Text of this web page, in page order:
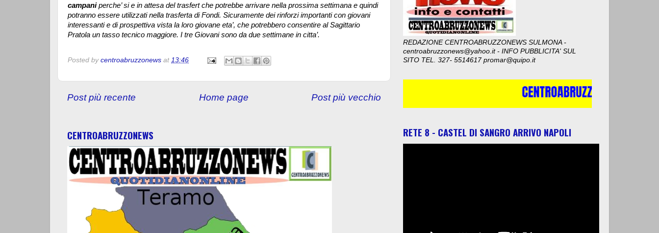
campaniperche’ si e in attesa del trasfert che potrebbe arrivare nella prossima settimana e quindi
potranno essere utilizzati nella trasferta di Fondi. Sicuramente dei rinforzi importanti con giovani
interessanti e di prospettiva vista la loro giovane eta’, che potrebbero consentire al Sagittario
Pratola un tasso tecnico maggiore. I tre Giovani sono da due settimane in citta’.
Posted by centroabruzzonews at 13:46
Post più recente Post più vecchio
Home page
CENTROABRUZZONEWS
REDAZIONE CENTROABRUZZONEWS SULMONA -
centroabruzzonews@yahoo.it - INFO PUBBLICITA' SUL
SITO TEL. 327- 5514617 promar@quipo.it
RETE 8 - CASTEL DI SANGRO ARRIVO NAPOLI